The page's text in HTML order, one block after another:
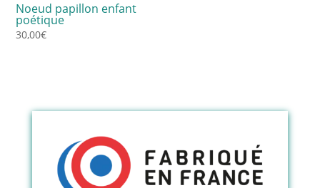
Noeud papillon enfant
poétique
30,00€